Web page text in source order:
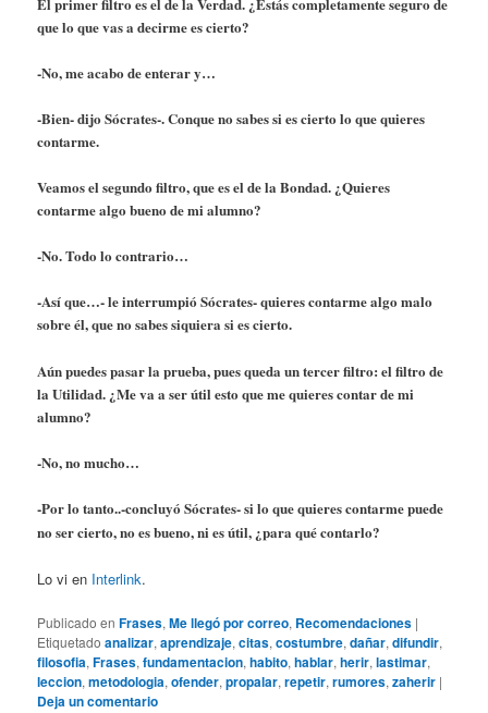
que lo que vas a decirme es cierto?
-No, me acabo de enterar y…
-Bien- dijo Sócrates-. Conque no sabes si es cierto lo que quieres
contarme.
Veamos el segundo filtro, que es el de la Bondad. ¿Quieres
contarme algo bueno de mi alumno?
-No. Todo lo contrario…
-Así que…- le interrumpió Sócrates- quieres contarme algo malo
sobre él, que no sabes siquiera si es cierto.
Aún puedes pasar la prueba, pues queda un tercer filtro: el filtro de
la Utilidad. ¿Me va a ser útil esto que me quieres contar de mi
alumno?
-No, no mucho…
-Por lo tanto..-concluyó Sócrates- si lo que quieres contarme puede
no ser cierto, no es bueno, ni es útil, ¿para qué contarlo?
Lo vi en Interlink.
Publicado en Frases,Me llegó por correo, Recomendaciones |
Etiquetado analizar,aprendizaje,citas,costumbre,dañar,difundir,
filosofia,Frases,fundamentacion,habito,hablar,herir,lastimar,
leccion,metodologia,ofender,propalar,repetir,rumores,zaherir |
Deja un comentario